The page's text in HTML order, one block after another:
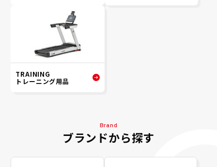
TRAINING
トレーニング用品
Brand
ブランドから探す